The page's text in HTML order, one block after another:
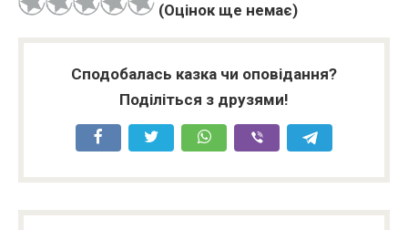
(Оцінок ще немає)
Сподобалась казка чи оповідання?
Поділіться з друзями!